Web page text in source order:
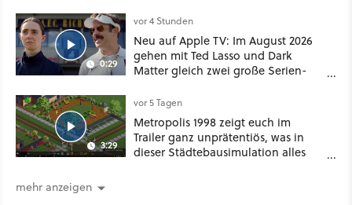
0:29
vor 4 Stunden
Neu auf Apple TV: Im August 2026
gehen mit Ted Lasso und Dark
Matter gleich zwei große Serien-
3:29
vor 5 Tagen
Metropolis 1998 zeigt euch im
Trailer ganz unprätentiös, was in
dieser Städtebausimulation alles
mehr anzeigen